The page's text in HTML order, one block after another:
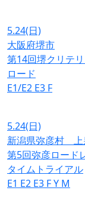
5.24(日)
大阪府堺市
第14回堺クリテ
ロード
E1/E2 E3 F
5.24(日)
新潟県弥彦村 上
第5回弥彦ロード
タイムトライアル
E1 E2 E3 FY M